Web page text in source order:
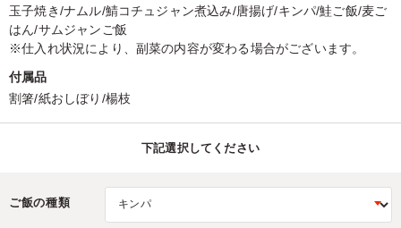
玉子焼き/ナムル/鯖コチュジャン煮込み/唐揚げ/キンパ/鮭ご飯/麦ご
はん/サムジャンご飯
※仕入れ状況により、副菜の内容が変わる場合がございます。
付属品
割箸/紙おしぼり/楊枝
下記選択してください
ご飯の種類